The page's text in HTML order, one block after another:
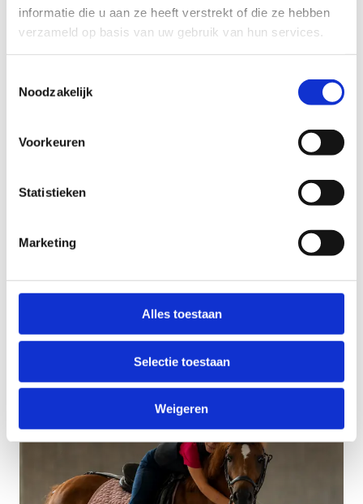
informatie die u aan ze heeft verstrekt of die ze hebben
verzameld op basis van uw gebruik van hun services.
Noodzakelijk
Voorkeuren
Statistieken
Marketing
Alles toestaan
Selectie toestaan
Weigeren
Om jou als ruiter zo goed mogelijk te begeleiden
tijdens je traject hebben we 'Jouw ruiterroute' in
geëvalueerd worden door een van onze
sporttechnische medewerkers. Dit geeft je een beeld
van je evolutie en zo weet je meteen voor welke
reeks je best opnieuw inschrijft.
We vinden het belangrijk dat je begeleid wordt
kan rijden die geschikt zijn voor dat niveau. Dat is
aangenamer voor onze lieve paarden en pony's.
Niveau verdeling lessenreeksen